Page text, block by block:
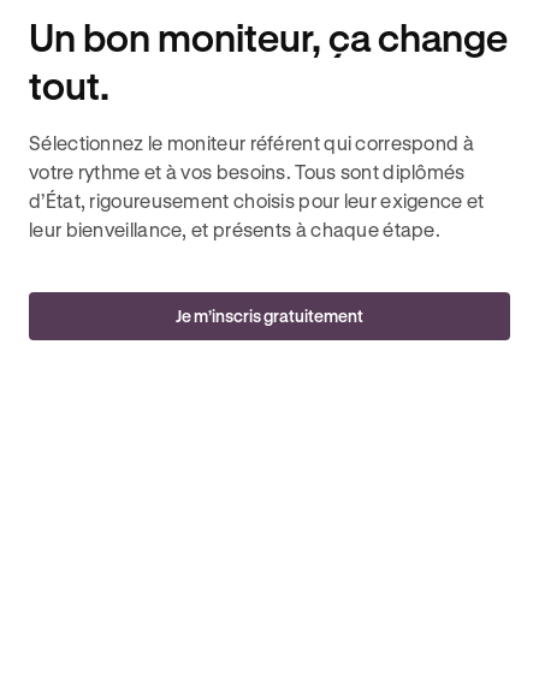
Un bon moniteur, ça change
tout.
Sélectionnez le moniteur référent qui correspond à
votre rythme et à vos besoins. Tous sont diplômés
d’État, rigoureusement choisis pour leur exigence et
leur bienveillance, et présents à chaque étape.
Je m’inscris gratuitement